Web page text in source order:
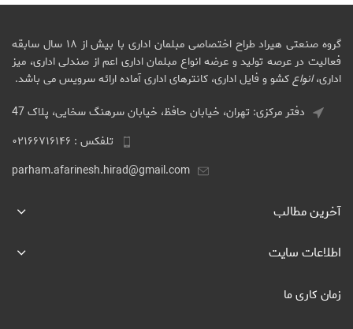
گروه صنعتی هیراد طراح اختصاصی مبلمان اداری با بیش از ۱۸ سال سابقه
فعالیت در عرصه تولید و عرضه انواع مبلمان اداری اعم از صندلی اداری، میز
اداری،انواعکشو و فایل اداری، کانترهای اداری آماده ارائه سرویس می باشد.
دفتر مرکزی: تهران، خیابان حافظ، خیابان سرهنگ سخایی، پلاک 47
تلفکس : ۰۲۱۶۶۷۱۶۱۴۶
parham.afarinesh.hirad@gmail.com
آخرین مطالب
اطلاعات سایت
زمان کاری ما